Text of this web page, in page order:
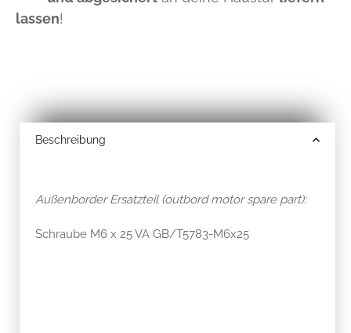
lassen!
Beschreibung
Außenborder Ersatzteil (outbord motor spare part):
Schraube M6 x 25 VA GB/T5783-M6x25